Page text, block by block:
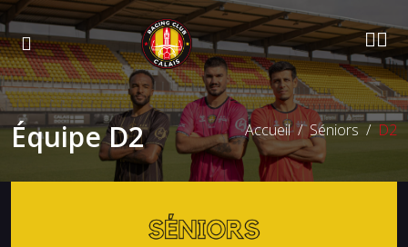
Équipe D2 Accueil Séniors D2